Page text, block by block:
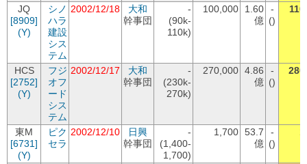
JQ
[8909]
(Y)
シノ
ハラ
建設
シス
テム
2002/12/18
大和
幹事団
-
(90k-
110k)
100,000
1.60
億
-
()
HCS
[2752]
(Y)
フジ
オフ
ード
シス
テム
2002/12/17
大和
幹事団
-
(230k-
270k)
270,000 4.86
億
-
()
東M
[6731]
(Y)
ピク
セラ
2002/12/10
日興
幹事団
-
(1,400-
1,700)
1,700 53.7
億
-
()